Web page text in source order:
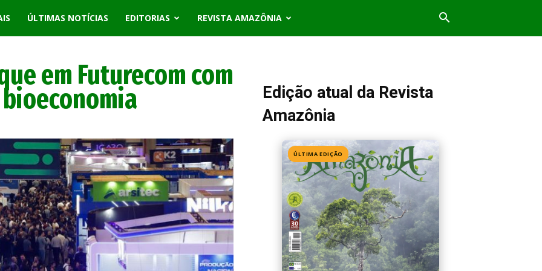
ÚLTIMAS NOTÍCIAS EDITORIAS REVISTA AMAZÔNIA
em Futurecom com
Edição atual da Revista
Amazônia
ÚLTIMA EDIÇÃO